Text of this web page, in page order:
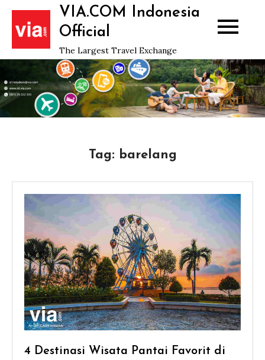
Skip
content
VIA.COM Indonesia
Official
The Largest Travel Exchange
Tag: barelang
4 Destinasi Wisata Pantai Favorit di